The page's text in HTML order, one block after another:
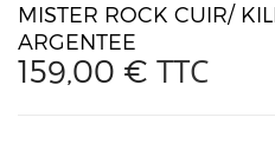
MISTER ROCK CUIR/
ARGENTEE
159,00 € TTC